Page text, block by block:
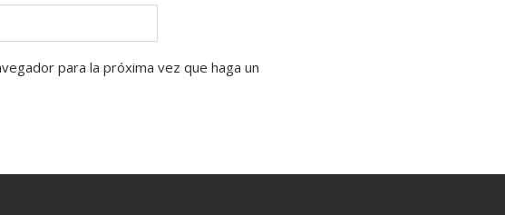
para la próxima vez que haga un